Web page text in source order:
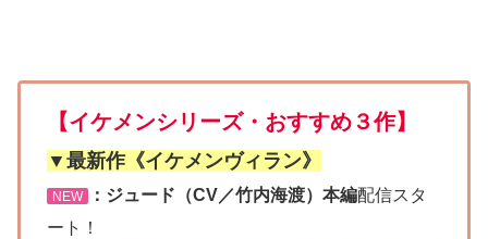
【イケメンシリーズ・おすすめ３作】
▼最新作《イケメンヴィラン》
NEW ：ジュード（CV／竹内海渡）本編配信スタ
ート！